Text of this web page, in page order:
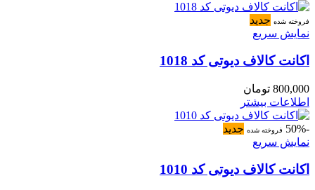
فروخته شده جدید
نمایش سریع
اکانت کالاف دیوتی کد 1018
800,000 تومان
اطلاعات بیشتر
-50% فروخته شده جدید
نمایش سریع
اکانت کالاف دیوتی کد 1010